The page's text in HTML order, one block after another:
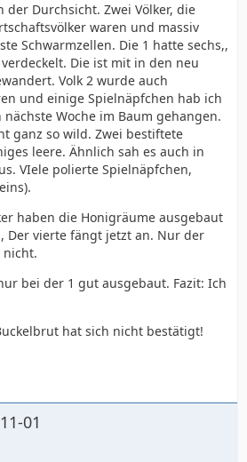
der Durchsicht. Zwei Völker, die
waren und massiv
Schwarmzellen. Die 1 hatte sechs,,
Die ist mit in den neu
Volk 2 wurde auch
und einige Spielnäpfchen hab ich
Woche im Baum gehangen.
ganz so wild. Zwei bestiftete
leere. Ähnlich sah es auch in
VIele polierte Spielnäpfchen,
haben die Honigräume ausgebaut
Der vierte fängt jetzt an. Nur der
nicht.
bei der 1 gut ausgebaut. Fazit: Ich
hat sich nicht bestätigt!
01